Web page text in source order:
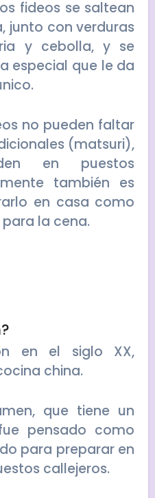
fideos se saltean
junto con verduras
y cebolla, y se
especial que le da
no pueden faltar
(matsuri),
en puestos
también es
en casa como
la cena.
en el siglo XX,
china.
que tiene un
pensado como
para preparar en
callejeros.